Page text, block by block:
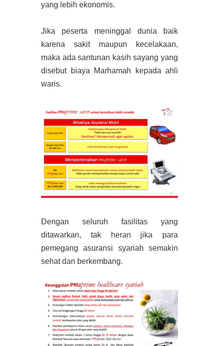
yang lebih ekonomis.
Jika peserta meninggal dunia baik
karena sakit maupun kecelakaan,
maka ada santunan kasih sayang yang
disebut biaya Marhamah kepada ahli
waris.
Dengan seluruh fasilitas yang
ditawarkan, tak heran jika para
pemegang asuransi syariah semakin
sehat dan berkembang.